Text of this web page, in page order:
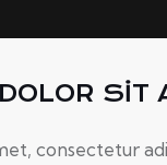
SIT
consectetur